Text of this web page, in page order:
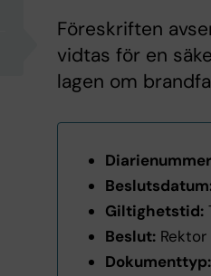
Föreskriften
vidtas för en
lagen om
Giltighetstid:
Beslut: Rektor
Dokumenttyp: